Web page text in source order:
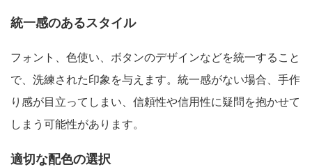
統一感のあるスタイル
フォント、色使い、ボタンのデザインなどを統一すること
で、洗練された印象を与えます。統一感がない場合、手作
り感が目立ってしまい、信頼性や信用性に疑問を抱かせて
しまう可能性があります。
適切な配色の選択